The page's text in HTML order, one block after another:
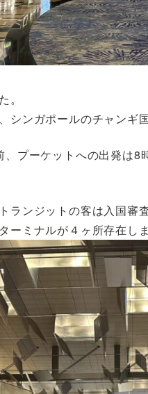
。
シンガポールのチャンギ
プーケットへの出発は
ランジットの客は入国審
ーミナルが４ヶ所存在しま